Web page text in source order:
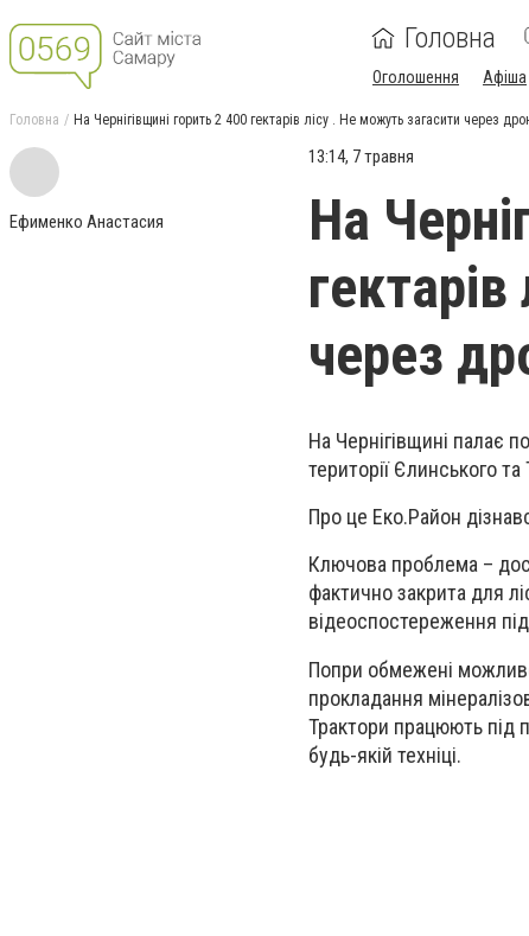
Головна
Оголошення Афіша
Головна На Чернігівщині горить 2 400 гектарів лісу . Не можуть загасити через
Ефименко Анастасия
13:14, 7 травня
На
через
На Чернігівщині палає
території Єлинського
Про це Еко.Район
Ключова проблема –
фактично закрита для
відеоспостереження
Попри обмежені
прокладання
Трактори працюють під
будь-якій техніці.